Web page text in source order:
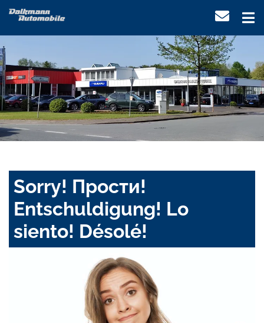
Sorry! Прости!
Entschuldigung! Lo
siento! Désolé!